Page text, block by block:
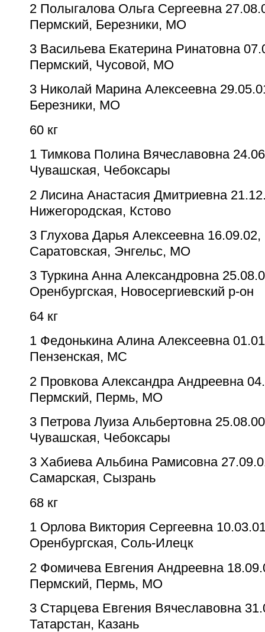
2 Полыгалова Ольга Сергеевна
Пермский, Березники, МО
3 Васильева Екатерина Ринатовна
Пермский, Чусовой, МО
3 Николай Марина Алексеевна
Березники, МО
60 кг
1 Тимкова Полина Вячеславовна
Чувашская, Чебоксары
2 Лисина Анастасия Дмитриевна
Нижегородская, Кстово
3 Глухова Дарья Алексеевна 16.09.02,
Саратовская, Энгельс, МО
3 Туркина Анна Александровна
Оренбургская, Новосергиевский р-он
64 кг
1 Федонькина Алина Алексеевна
Пензенская, МС
2 Провкова Александра Андреевна
Пермский, Пермь, МО
3 Петрова Луиза Альбертовна
Чувашская, Чебоксары
3 Хабиева Альбина Рамисовна
Самарская, Сызрань
68 кг
1 Орлова Виктория Сергеевна
Оренбургская, Соль-Илецк
2 Фомичева Евгения Андреевна
Пермский, Пермь, МО
3 Старцева Евгения Вячеславовна
Татарстан, Казань